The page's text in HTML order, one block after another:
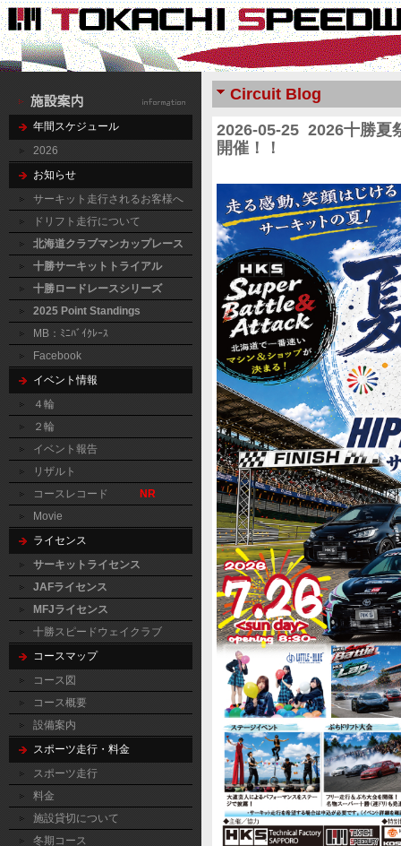
年間スケジュール
2026
お知らせ
サーキット走行されるお客様へ
ドリフト走行について
北海道クラブマンカップレース
十勝サーキットトライアル
十勝ロードレースシリーズ
2025 Point Standings
MB：ﾐﾆﾊﾞｲｸﾚｰｽ
Facebook
イベント情報
４輪
２輪
イベント報告
リザルト
コースレコード
NR
Movie
ライセンス
サーキットライセンス
JAFライセンス
MFJライセンス
十勝スピードウェイクラブ
コースマップ
コース図
コース概要
設備案内
スポーツ走行・料金
スポーツ走行
料金
施設貸切について
冬期コース
Circuit Blog
2026-05-25 2026十勝夏
開催！！